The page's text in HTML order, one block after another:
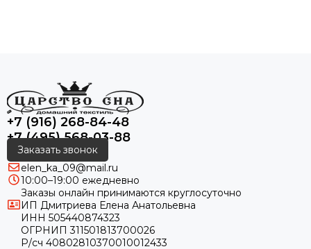
+7 (916) 268-84-48
+7 (495) 568-03-88
Заказать звонок
elen_ka_09@mail.ru
10:00–19:00 ежедневно
Заказы онлайн принимаются круглосуточно
ИП Дмитриева Елена Анатольевна
ИНН 505440874323
ОГРНИП 311501813700026
Р/сч 40802810370010012433